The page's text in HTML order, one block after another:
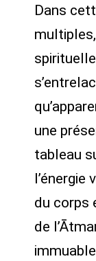
Dans
une
tableau
l’énergie
du corps
de